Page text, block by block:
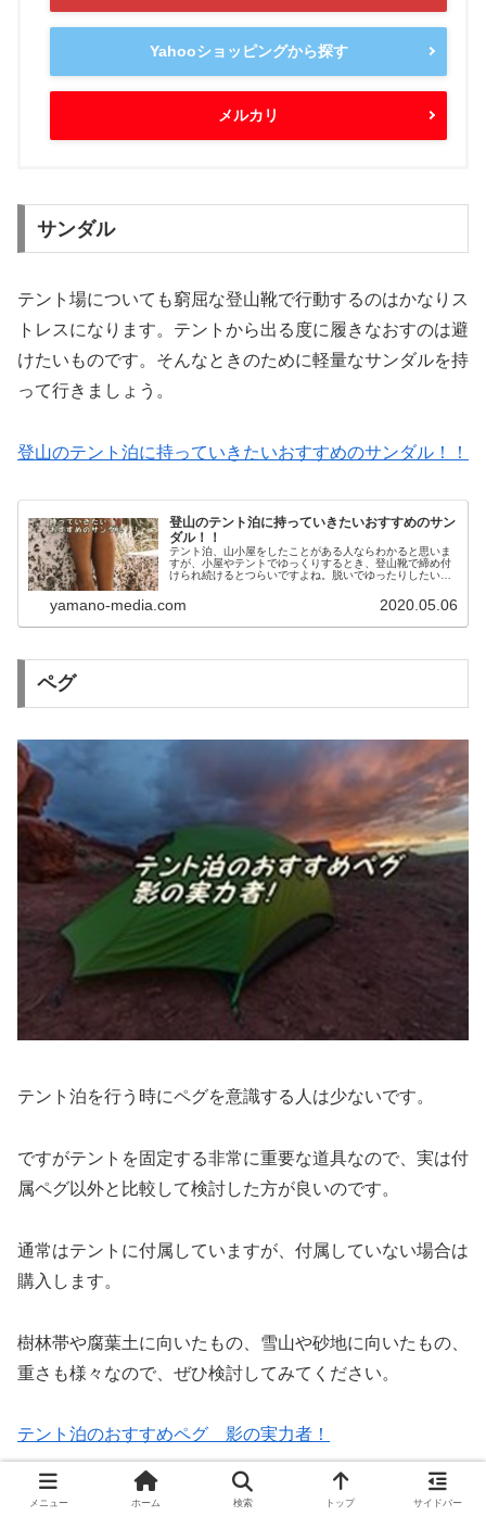
Yahooショッピングから探す
メルカリ
サンダル
テント場についても窮屈な登山靴で行動するのはかなりス
トレスになります。テントから出る度に履きなおすのは避
けたいものです。そんなときのために軽量なサンダルを持
って行きましょう。
登山のテント泊に持っていきたいおすすめのサンダル！！
登山のテント泊に持っていきたいおすすめのサン
ダル！！
テント泊、山小屋をしたことがある人ならわかると思いま
すが、小屋やテントでゆっくりするとき、登山靴で締め付
けられ続けるとつらいですよね。脱いでゆったりしたいと
を履きなおすのも面倒です。簡単に脱ぎ着ができるサンダ
ルがあると、このようなストレスとはおさらばです。
yamano-media.com 2020.05.06
ペグ
テント泊を行う時にペグを意識する人は少ないです。
ですがテントを固定する非常に重要な道具なので、実は付
属ペグ以外と比較して検討した方が良いのです。
通常はテントに付属していますが、付属していない場合は
購入します。
樹林帯や腐葉土に向いたもの、雪山や砂地に向いたもの、
重さも様々なので、ぜひ検討してみてください。
テント泊のおすすめペグ 影の実力者！
アタックザック
メニュー ホーム 検索 トップ サイドバー